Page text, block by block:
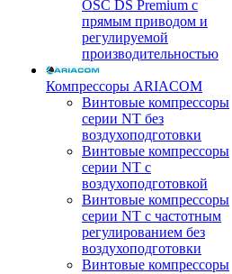
OSC DS Premium с
прямым приводом и
регулируемой
производительностью
Компрессоры ARIACOM
Винтовые компрессоры
серии NT без
воздухоподготовки
Винтовые компрессоры
серии NT c
воздухоподготовкой
Винтовые компрессоры
серии NT с частотным
регулированием без
воздухоподготовки
Винтовые компрессоры